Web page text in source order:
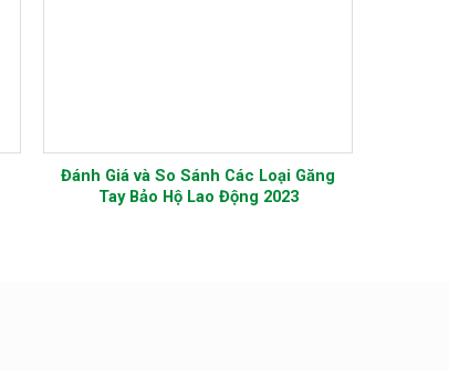
Đánh Giá và So Sánh Các Loại Găng
Tay Bảo Hộ Lao Động 2023